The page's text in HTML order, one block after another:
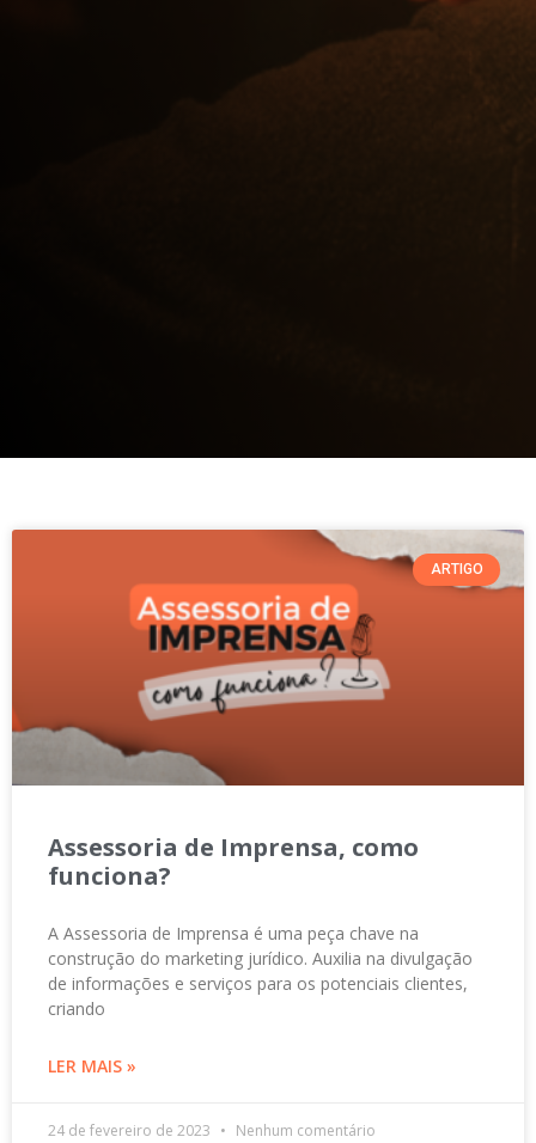
ARTIGO
Assessoria de Imprensa, como
funciona?
A Assessoria de Imprensa é uma peça chave na
construção do marketing jurídico. Auxilia na divulgação
de informações e serviços para os potenciais clientes,
criando
LER MAIS »
24 de fevereiro de 2023 Nenhum comentário